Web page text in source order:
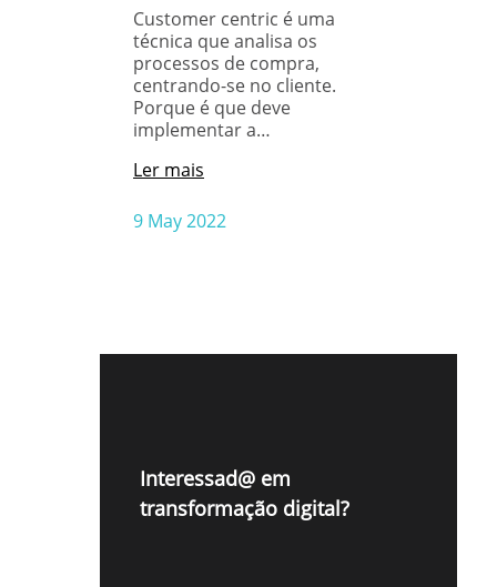
Customer centric é uma
técnica que analisa os
processos de compra,
centrando-se no cliente.
Porque é que deve
implementar a…
9 May 2022
Ler mais
Interessad@ em
transformação digital?